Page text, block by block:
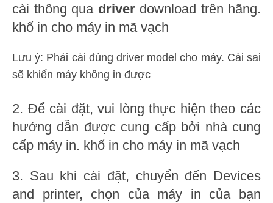
cài thông qua driverdownload trên hãng.
khổ in cho máy in mã vạch
Lưu ý: Phải cài đúng driver model cho máy. Cài sai
sẽ khiến máy không in được
2. Để cài đặt, vui lòng thực hiện theo các
hướng dẫn được cung cấp bởi nhà cung
cấp máy in. khổ in cho máy in mã vạch
3. Sau khi cài đặt, chuyển đến Devices
and printer, chọn của máy in của bạn